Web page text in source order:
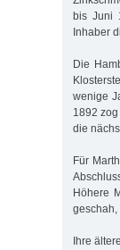
bis Juni
Inhaber
Die
wenige
1892
die
Für
Höhere
geschah,
Ihre